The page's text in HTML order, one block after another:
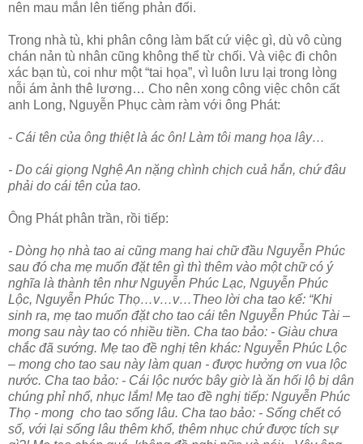
nên mau mắn lên tiếng phản đối.
Trong nhà tù, khi phân công làm bất cứ việc gì, dù vô cùng
chán nản tù nhân cũng không thể từ chối. Và việc đi chôn
xác bạn tù, coi như một “tai họa”, vì luôn lưu lại trong lòng
nỗi ám ảnh thê lương… Cho nên xong công việc chôn cất
anh Long, Nguyễn Phục càm ràm với ông Phát:
- Cái tên của ông thiệt là ác ôn! Làm tôi mang họa lây…
- Do cái giọng Nghệ An nặng chình chịch cuả hắn, chứ đâu
phải do cái tên của tao.
Ông Phát phân trần, rồi tiếp:
- Dòng họ nhà tao ai cũng mang hai chữ đầu Nguyễn Phúc
sau đó cha mẹ muốn đặt tên gì thì thêm vào một chữ có ý
nghĩa là thành tên như Nguyễn Phúc Lạc, Nguyễn Phúc
Lộc, Nguyễn Phúc Thọ…v…v…Theo lời cha tao kể: “Khi
sinh ra, mẹ tao muốn đặt cho tao cái tên Nguyễn Phúc Tài –
mong sau này tao có nhiều tiền. Cha tao bảo: - Giàu chưa
chắc đã sướng. Mẹ tao đề nghị tên khác: Nguyễn Phúc Lộc
– mong cho tao sau này làm quan - được hưởng ơn vua lộc
nước. Cha tao bảo: - Cái lộc nước bây giờ là ăn hối lộ bị dân
chúng phỉ nhổ, nhục lắm! Mẹ tao đề nghị tiếp: Nguyễn Phúc
Thọ - mong cho tao sống lâu. Cha tao bảo: - Sống chết có
số, với lại sống lâu thêm khổ, thêm nhục chứ được tích sự